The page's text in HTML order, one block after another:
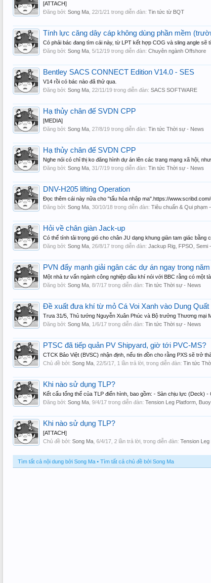
[ATTACH]
Đăng bởi: Song Ma 22/1/21 trong diễn đàn: Tin tức từ BQT
Tính lực căng dây cáp không dùng phần mềm
Có phải bác đang tìm cái này, từ LPT kết hợp COG và sling angle sẽ
Đăng bởi: Song Ma 5/12/19 trong diễn đàn: Chuyên ngành Offshore
Bentley SACS CONNECT Edition V14.0 - SES
V14 rồi có bác nào đã thử qua.
Đăng bởi: Song Ma 22/11/19 trong diễn đàn: SACS SOFTWARE
Hạ thủy chân đế SVDN CPP
[MEDIA]
Đăng bởi: Song Ma 27/8/19 trong diễn đàn: Tin tức Thời sự - News
Hạ thủy chân đế SVDN CPP
Nghe nói có chỉ thị ko đăng hình dự án lên các trang mạng xã hội,
Đăng bởi: Song Ma 31/7/19 trong diễn đàn: Tin tức Thời sự - News
DNV-H205 lifting Operation
Đọc thêm cái này nữa cho "tẩu hỏa nhập ma".https://
Đăng bởi: Song Ma 30/10/18 trong diễn đàn: Tiêu chuẩn & Qui phạm
Hỏi về chân giàn Jack-up
Có thể tính tải trọng gió cho chân JU dạng khung giàn tam giác bằng
Đăng bởi: Song Ma 26/8/17 trong diễn đàn: Jackup Rig, FPSO, Semi
PVN đẩy mạnh giải ngân các dự án ngay trong
Một nhà tư vấn ngành công nghiệp dầu khí nói với BBC rằng có một
Đăng bởi: Song Ma 8/7/17 trong diễn đàn: Tin tức Thời sự - News
Đề xuất đưa khí từ mỏ Cá Voi Xanh vào Dung Quất
Trưa 31/5, Thủ tướng Nguyễn Xuân Phúc và Bộ trưởng Thương mại
Đăng bởi: Song Ma 1/6/17 trong diễn đàn: Tin tức Thời sự - News
PTSC đã tiếp quản PV Shipyard, giờ tới PVC-MS?
CTCK Bảo Việt (BVSC) nhận định, nếu tin đồn cho rằng PXS sẽ trở
Chủ đề bởi: Song Ma 22/5/17 , 1 lần trả lời, trong diễn đàn: Tin tức
Khi nào sử dụng TLP?
Kết cấu tổng thể của TLP điển hình, bao gồm: - Sàn chịu lực (Deck)
Đăng bởi: Song Ma 9/4/17 trong diễn đàn: Tension Leg Platform,
Khi nào sử dụng TLP?
[ATTACH]
Chủ đề bởi: Song Ma 6/4/17 , 2 lần trả lời, trong diễn đàn: Tension
Tìm tất cả nội dung bởi Song Ma Tìm tất cả chủ đề bởi Song Ma